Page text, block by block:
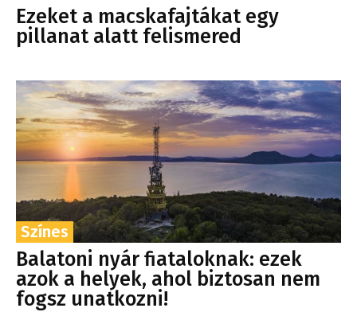
Ezeket a macskafajtákat egy
pillanat alatt felismered
Színes
Balatoni nyár fiataloknak: ezek
azok a helyek, ahol biztosan nem
fogsz unatkozni!